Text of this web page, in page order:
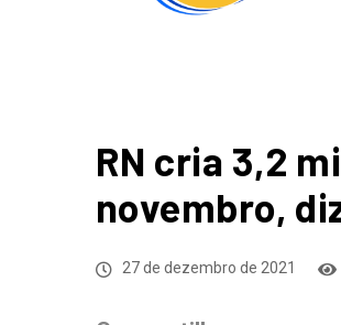
RN cria 3,2
novembro,
27 de dezembro de 2021